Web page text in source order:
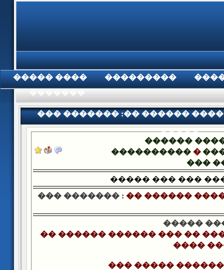
���� ����� ���������
��� ������� :�� ������
�����ȿ
������
�����������
���
����� ��� ���
��� ������� : �� ������
�����
�� ������ ������ ��� ��
����
��� �����